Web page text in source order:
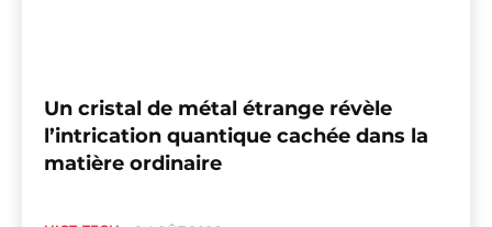
Un cristal de métal étrange révèle
l’intrication quantique cachée dans la
matière ordinaire